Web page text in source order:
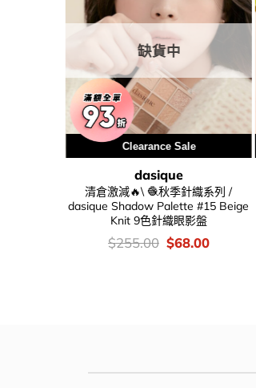
Clearance Sale
缺貨中
dasique
清倉激減🔥\ 🧶秋季針織系列 /
dasique Shadow Palette #15 Beige
Knit 9色針織眼影盤
價
錢：
$255.00 Original
price
$68.00Current